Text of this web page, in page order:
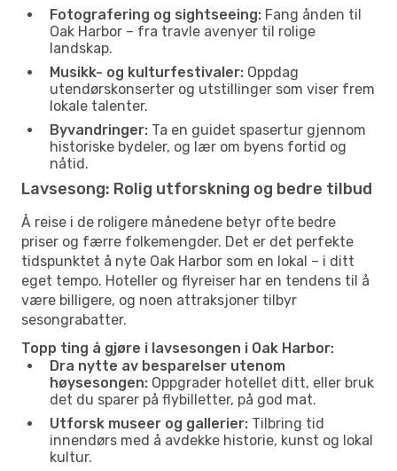
Fotografering og sightseeing: Fang ånden til
Oak Harbor – fra travle avenyer til rolige
landskap.
Musikk- og kulturfestivaler: Oppdag
utendørskonserter og utstillinger som viser frem
lokale talenter.
Byvandringer: Ta en guidet spasertur gjennom
historiske bydeler, og lær om byens fortid og
nåtid.
Lavsesong: Rolig utforskning og bedre tilbud
Å reise i de roligere månedene betyr ofte bedre
priser og færre folkemengder. Det er det perfekte
tidspunktet å nyte Oak Harbor som en lokal – i ditt
eget tempo. Hoteller og flyreiser har en tendens til å
være billigere, og noen attraksjoner tilbyr
sesongrabatter.
Topp ting å gjøre i lavsesongen i Oak Harbor:
Dra nytte av besparelser utenom
høysesongen: Oppgrader hotellet ditt, eller bruk
det du sparer på flybilletter, på god mat.
Utforsk museer og gallerier: Tilbring tid
innendørs med å avdekke historie, kunst og lokal
kultur.